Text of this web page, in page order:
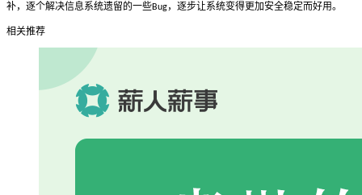
补，逐个解决信息系统遗留的一些Bug，逐步让系统变得更加安全稳定而好用。
相关推荐